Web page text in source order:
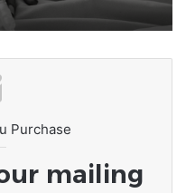
Purchase
mailing